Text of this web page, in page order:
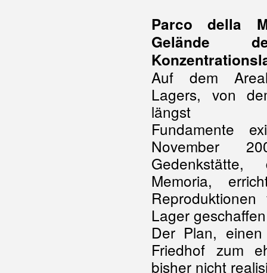
Parco della
Gelände
Auf dem
Lagers, von
längst
Fundamente
November
Memoria,
Lager
Der Plan,
Friedhof zum
bisher nicht